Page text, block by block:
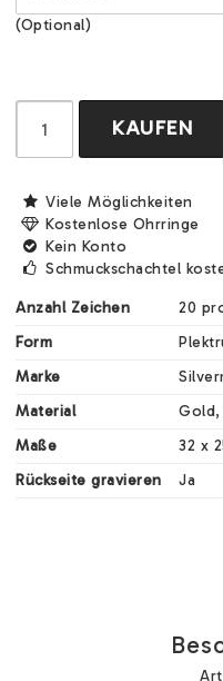
(Optional)
KAUFEN
Viele Möglichkeiten
Kostenlose Ohrringe
Kein Konto
Schmuckschachtel
Anzahl Zeichen
20
Form
Marke
Material
Maße
32 x
Rückseite gravieren
Ja